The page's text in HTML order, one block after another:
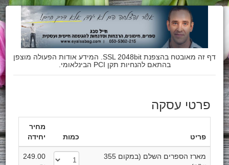
דף זה מאובטח בהצפנת SSL 2048bit. המידע אודות הפעולה מוצפן
בהתאם להנחיות תקן PCI הבינלאומי.
פרטי עסקה
פריט כמות
מחיר
יחידה
מארז הספרים השלם (במקום 355
249.00